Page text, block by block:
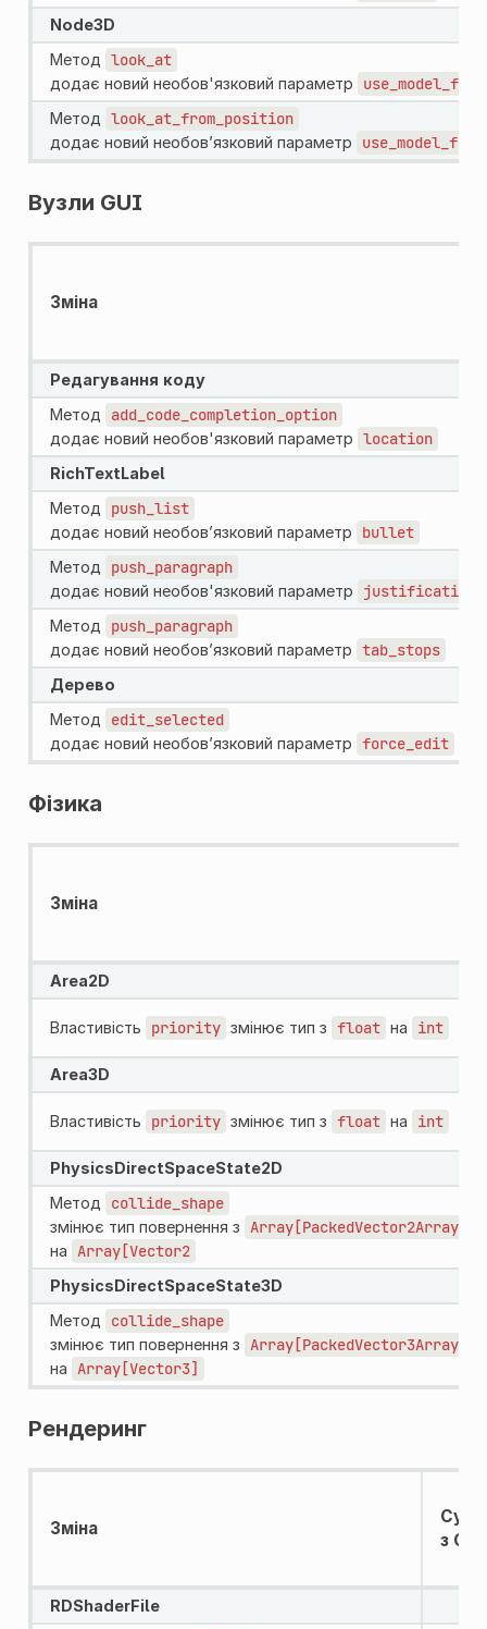
Node3D
Метод look_at
додає новий необов'язковий параметр
Метод look_at_from_position
додає новий необов’язковий параметр
Вузли GUI
Зміна
Редагування коду
Метод
add_code_completion_option
додає новий необов'язковий параметр location
RichTextLabel
Метод
push_list
додає новий необов’язковий параметр bullet
Метод push_paragraph
додає новий необов'язковий параметр
Метод push_paragraph
додає новий необов’язковий параметр tab_stops
Дерево
Метод
edit_selected
додає новий необов’язковий параметр force_edit
Фізика
Зміна
Area2D
Властивість priority змінює тип з float на int
Area3D
Властивість priority змінює тип з float на int
PhysicsDirectSpaceState2D
Метод
collide_shape
змінює тип повернення з Array[PackedVector2Array]
на Array[Vector2
PhysicsDirectSpaceState3D
Метод
collide_shape
змінює тип повернення з Array[PackedVector3Array]
на Array[Vector3]
Рендеринг
Зміна
з
RDShaderFile